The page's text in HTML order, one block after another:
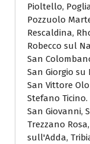
Pioltello,
Pozzuolo
Rescaldina,
Robecco sul
San
San Giorgio su
San Vittore
Stefano Ticino.
San Giovanni,
Trezzano
sull'Adda,